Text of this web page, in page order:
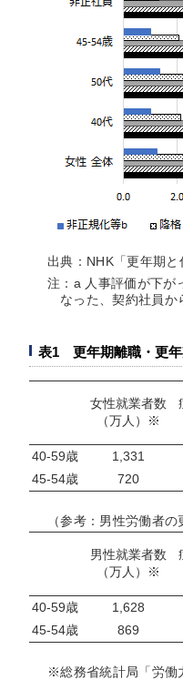
出典：NHK「更年期
注：a 人事評価が下
なった、契約社員か
表1 更年期離職・更年
女性就業者数
（万人）※
40-59歳
1,331
45-54歳
720
（参考：男性労働者の
男性就業者数
（万人）※
40-59歳
1,628
45-54歳
869
※総務省統計局「労働